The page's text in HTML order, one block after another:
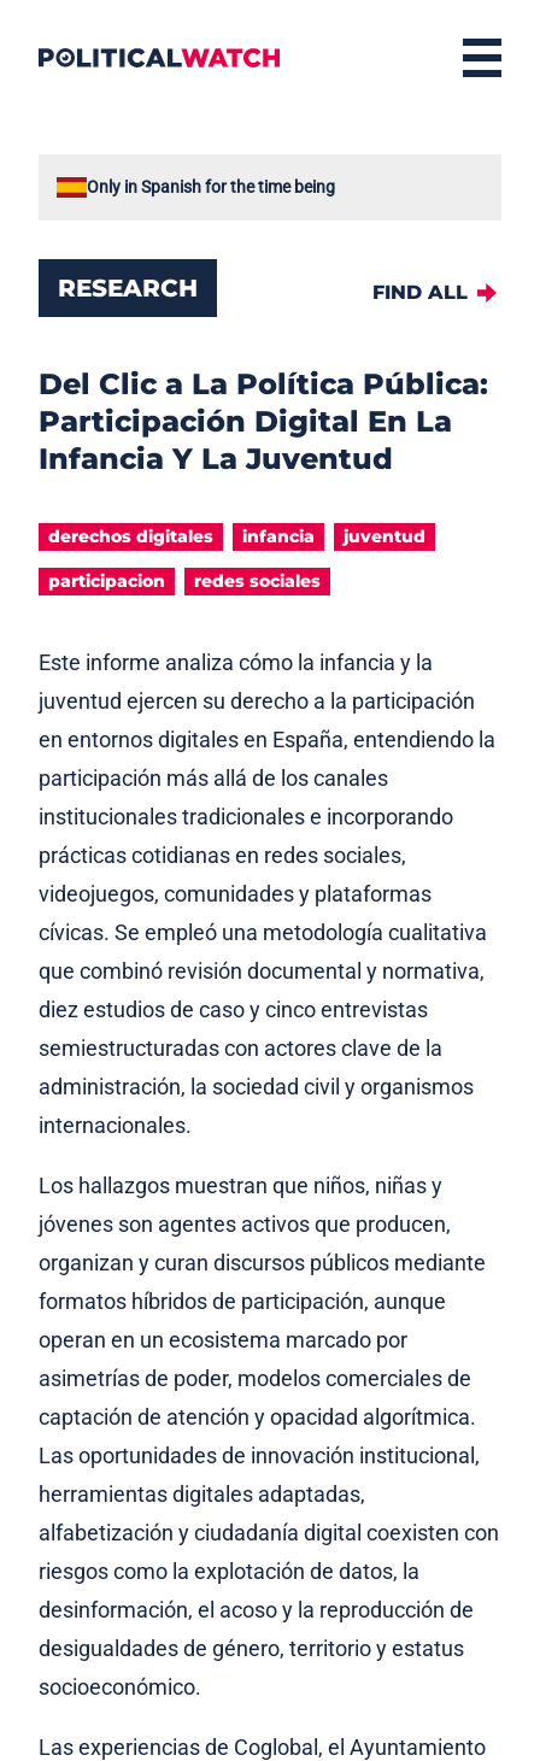
Only in Spanish for the time being
RESEARCH FIND ALL
Del Clic a La Política Pública:
Participación Digital En La
Infancia Y La Juventud
derechos digitales infancia juventud
participacion redes sociales
Este informe analiza cómo la infancia y la
juventud ejercen su derecho a la participación
en entornos digitales en España, entendiendo la
participación más allá de los canales
institucionales tradicionales e incorporando
prácticas cotidianas en redes sociales,
videojuegos, comunidades y plataformas
cívicas. Se empleó una metodología cualitativa
que combinó revisión documental y normativa,
diez estudios de caso y cinco entrevistas
semiestructuradas con actores clave de la
administración, la sociedad civil y organismos
internacionales.
Los hallazgos muestran que niños, niñas y
jóvenes son agentes activos que producen,
organizan y curan discursos públicos mediante
formatos híbridos de participación, aunque
operan en un ecosistema marcado por
asimetrías de poder, modelos comerciales de
captación de atención y opacidad algorítmica.
Las oportunidades de innovación institucional,
herramientas digitales adaptadas,
alfabetización y ciudadanía digital coexisten con
riesgos como la explotación de datos, la
desinformación, el acoso y la reproducción de
desigualdades de género, territorio y estatus
socioeconómico.
Las experiencias de Coglobal, el Ayuntamiento